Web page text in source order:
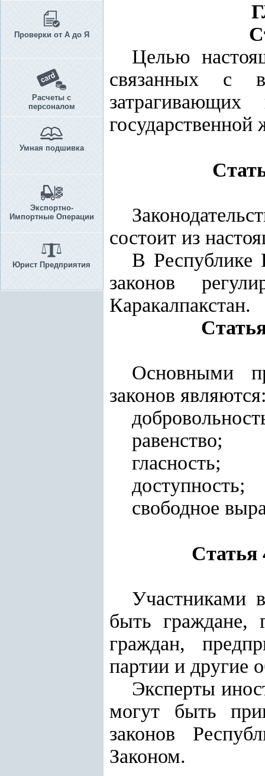
Проверки от А до Я
Расчеты с
персоналом
Умная подшивка
Экспортно-
Импортные Операции
Юрист Предприятия
Целью
связанных с
государственной
состоит из
В Республике
законов
Каракалпакстан.
Основными
законов
равенство;
гласность;
доступность;
свободное
Статья
Участниками
быть граждане,
граждан,
партии и другие
Эксперты
могут быть
законов
Законом.